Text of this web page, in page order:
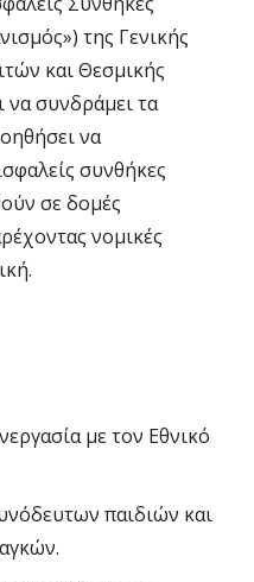
της Γενικής
και Θεσμικής
να συνδράμει τα
να
συνθήκες
σε δομές
νομικές
με τον Εθνικό
παιδιών και